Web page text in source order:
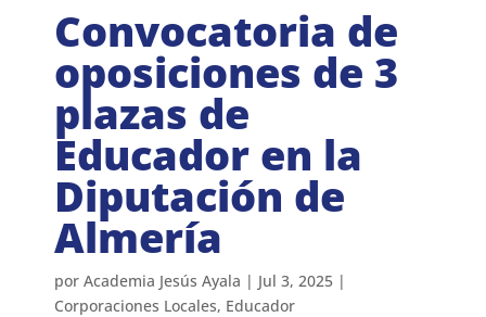
Convocatoria de
oposiciones de 3
plazas de
Educador en la
Diputación de
Almería
porAcademia Jesús Ayala | Jul 3, 2025 |
Corporaciones Locales, Educador